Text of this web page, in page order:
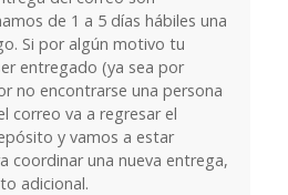
de 1 a 5 días hábiles una
Si por algún motivo tu
entregado (ya sea por
no encontrarse una persona
correo va a regresar el
y vamos a estar
coordinar una nueva entrega,
adicional.